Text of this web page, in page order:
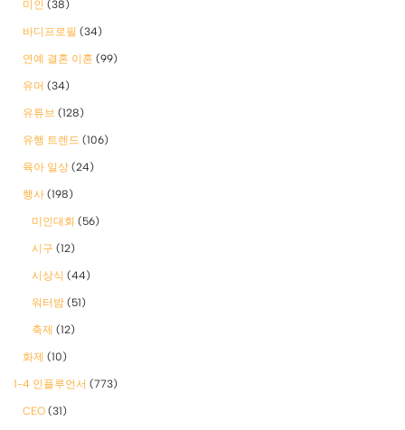
미인 (38)
바디프로필 (34)
연예 결혼 이혼 (99)
유머 (34)
유튜브 (128)
유행 트렌드 (106)
육아 일상 (24)
행사 (198)
미인대회 (56)
시구 (12)
시상식 (44)
워터밤 (51)
축제 (12)
화제 (10)
1-4 인플루언서 (773)
CEO (31)